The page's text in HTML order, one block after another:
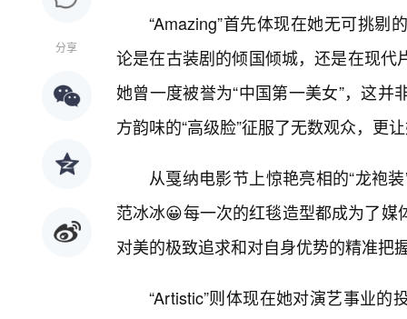
分享
“Amazing”首先体现在她无可挑剔
论是在古装剧的倾国倾城，还是在现
她曾一度被誉为“中国第一美女”，这
方韵味的“高级脸”征服了无数观众，更
从戛纳电影节上惊艳亮相的“龙袍
范冰冰😀每一次的红毯造型都成为了
对美的极致追求和对自身优势的精准把
“Artistic”则体现在她对演艺事业